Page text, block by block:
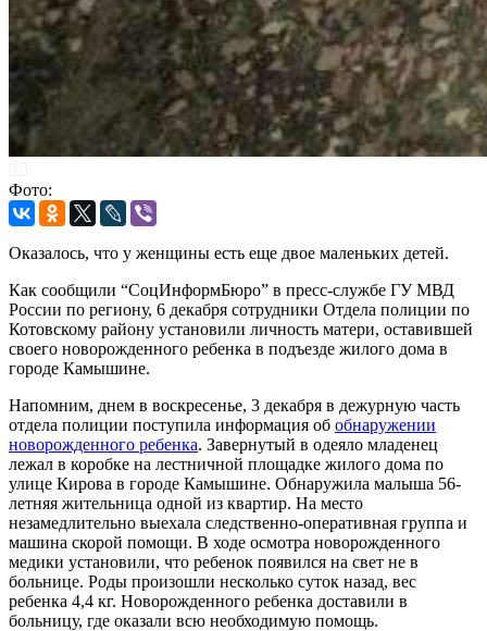
Фото:
Оказалось, что у женщины есть еще двое маленьких детей.
Как сообщили “СоцИнформБюро” в пресс-службе ГУ МВД
России по региону, 6 декабря сотрудники Отдела полиции по
Котовскому району установили личность матери, оставившей
своего новорожденного ребенка в подъезде жилого дома в
городе Камышине.
Напомним, днем в воскресенье, 3 декабря в дежурную часть
отдела полиции поступила информация об обнаружении
новорожденного ребенка. Завернутый в одеяло младенец
лежал в коробке на лестничной площадке жилого дома по
улице Кирова в городе Камышине. Обнаружила малыша 56-
летняя жительница одной из квартир. На место
незамедлительно выехала следственно-оперативная группа и
машина скорой помощи. В ходе осмотра новорожденного
медики установили, что ребенок появился на свет не в
больнице. Роды произошли несколько суток назад, вес
ребенка 4,4 кг. Новорожденного ребенка доставили в
больницу, где оказали всю необходимую помощь.